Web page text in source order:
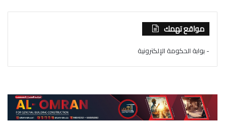
مواقع تهمك
- بوابة الحكومة الإلكترونية